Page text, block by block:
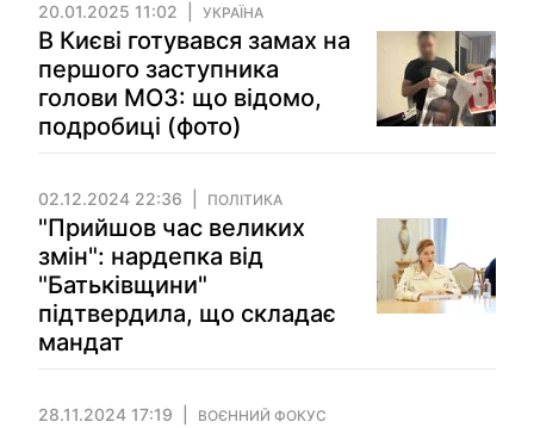
20.01.2025 11:02 УКРАЇНА
В Києві готувався замах на
першого заступника
голови МОЗ: що відомо,
подробиці (фото)
02.12.2024 22:36 ПОЛІТИКА
"Прийшов час великих
змін": нардепка від
"Батьківщини"
підтвердила, що складає
мандат
28.11.2024 17:19 ВОЄННИЙ ФОКУС